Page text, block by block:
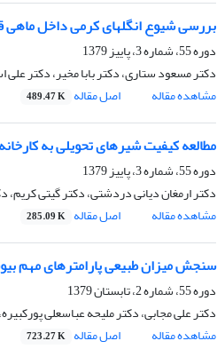
بررسی شیوع انگلهای کرمی داخل
دوره 55، شماره 3، پاییز 1379
دکتر مسعود ستاری، دکتر بابا مخیر، دکتر علی
مشاهده مقاله
اصل مقاله 489.47 K
مطالعه کیفیت شیرهای تحویلی به
دوره 55، شماره 3، پاییز 1379
دکتر ارمغان دیانی دردشتی، دکتر گیتی کریم،
مشاهده مقاله
اصل مقاله 285.09 K
سنجش میزان طبیعی پارامترهای مهم
دوره 55، شماره 2، تابستان 1379
دکتر علی مجابی، دکتر ملیحه عباسعلی
مشاهده مقاله
اصل مقاله 723.27 K